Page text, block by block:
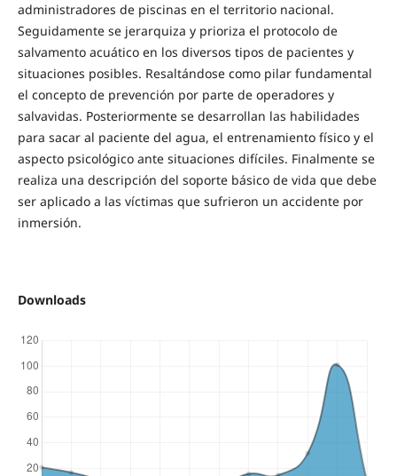
administradores de piscinas en el territorio nacional.
Seguidamente se jerarquiza y prioriza el protocolo de
salvamento acuático en los diversos tipos de pacientes y
situaciones posibles. Resaltándose como pilar fundamental
el concepto de prevención por parte de operadores y
salvavidas. Posteriormente se desarrollan las habilidades
para sacar al paciente del agua, el entrenamiento físico y el
aspecto psicológico ante situaciones difíciles. Finalmente se
realiza una descripción del soporte básico de vida que debe
ser aplicado a las víctimas que sufrieron un accidente por
inmersión.
Downloads